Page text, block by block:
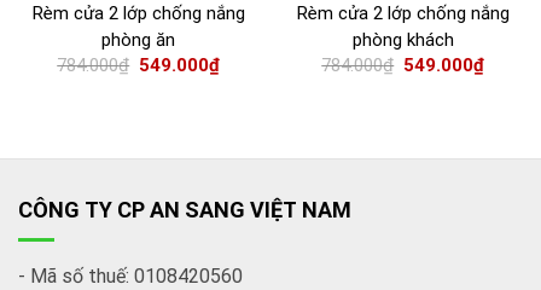
Rèm cửa 2 lớp chống nắng
phòng ăn
784.000₫ 549.000₫
Rèm cửa 2 lớp chống nắng
phòng khách
784.000₫ 549.000₫
CÔNG TY CP AN SANG VIỆT NAM
- Mã số thuế: 0108420560